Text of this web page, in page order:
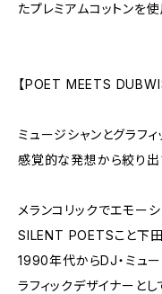
たプレミアムコットンを
【POET MEETS
ミュージシャンとグラフ
感覚的な発想から絞り
メランコリックでエモー
SILENT POETSこと下田
1990年代からDJ・ミュ
ラフィックデザイナーと